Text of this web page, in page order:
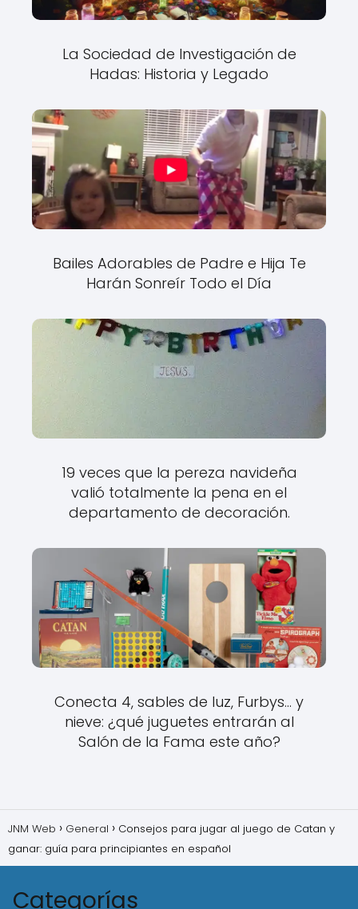
La Sociedad de Investigación de
Hadas: Historia y Legado
Bailes Adorables de Padre e Hija Te
Harán Sonreír Todo el Día
19 veces que la pereza navideña
valió totalmente la pena en el
departamento de decoración.
Conecta 4, sables de luz, Furbys… y
nieve: ¿qué juguetes entrarán al
Salón de la Fama este año?
JNM Web General
Consejos para jugar al juego de Catan y
ganar: guía para principiantes en español
Categorías